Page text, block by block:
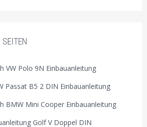
SEITEN
VW Polo 9N Einbauanleitung
Passat B5 2 DIN Einbauanleitung
BMW Mini Cooper Einbauanleitung
Golf V Doppel DIN